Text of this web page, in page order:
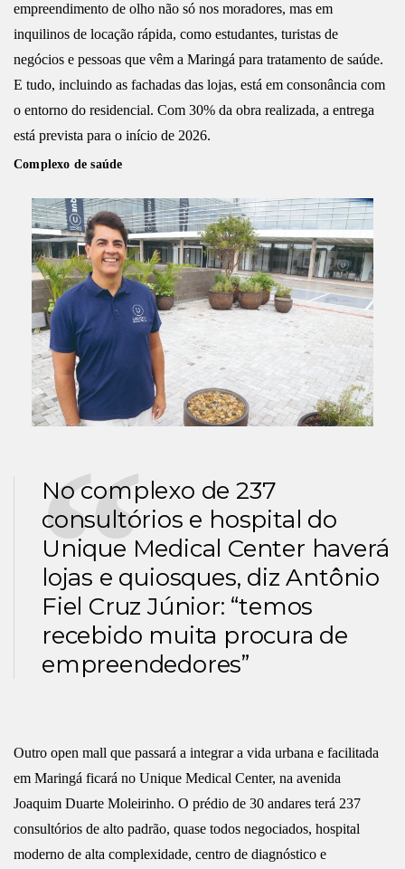
empreendimento de olho não só nos moradores, mas em
inquilinos de locação rápida, como estudantes, turistas de
negócios e pessoas que vêm a Maringá para tratamento de saúde.
E tudo, incluindo as fachadas das lojas, está em consonância com
o entorno do residencial. Com 30% da obra realizada, a entrega
está prevista para o início de 2026.
Complexo de saúde
No complexo de 237
consultórios e hospital do
Unique Medical Center haverá
lojas e quiosques, diz Antônio
Fiel Cruz Júnior: “temos
recebido muita procura de
empreendedores”
Outro open mall que passará a integrar a vida urbana e facilitada
em Maringá ficará no Unique Medical Center, na avenida
Joaquim Duarte Moleirinho. O prédio de 30 andares terá 237
consultórios de alto padrão, quase todos negociados, hospital
moderno de alta complexidade, centro de diagnóstico e